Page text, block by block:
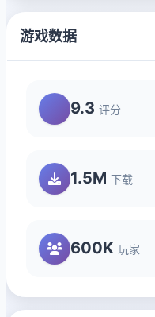
游戏数据
9.3 评分
1.5M 下载
600K 玩家